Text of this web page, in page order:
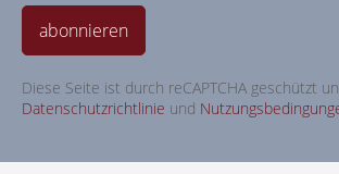
abonnieren
Diese Seite ist durch reCAPTCHA geschützt
Datenschutzrichtlinie und